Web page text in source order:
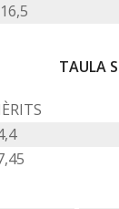
16,5
TAULA